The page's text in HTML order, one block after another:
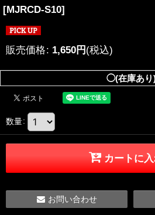
[MJRCD-S10]
販売価格: 1,650円(税込)
◯(在庫あり
数量:
カートに
お問い合わせ